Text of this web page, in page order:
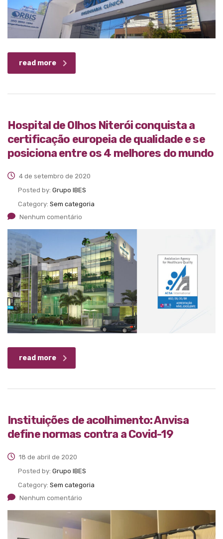
read more
Hospital de Olhos Niterói conquista a
certificação europeia de qualidade e se
posiciona entre os 4 melhores do mundo
4 de setembro de 2020
Posted by: Grupo IBES
Category: Sem categoria
Nenhum comentário
read more
Instituições de acolhimento: Anvisa
define normas contra a Covid-19
18 de abril de 2020
Posted by: Grupo IBES
Category: Sem categoria
Nenhum comentário